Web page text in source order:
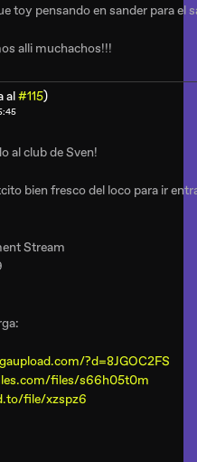
toy pensando en sander para el
alli muchachos!!!
al#115)
al club de Sven!
bien fresco del loco para ir
Stream
?d=8JGOC2FS
files/s66h05t0m
file/xzspz6